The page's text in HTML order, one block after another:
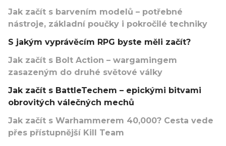
Jak začít s barvením modelů – potřebné
nástroje, základní poučky i pokročilé techniky
S jakým vyprávěcím RPG byste měli začít?
Jak začít s Bolt Action – wargamingem
zasazeným do druhé světové války
Jak začít s BattleTechem – epickými bitvami
obrovitých válečných mechů
Jak začít s Warhammerem 40,000? Cesta vede
přes přístupnější Kill Team